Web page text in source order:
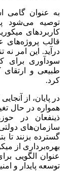
به عنوان گامی
توصیه می‌شود
کاربردهای
قالب پروژه‌های
درآید. این امر
سودآوری برای
طبیعی و
کرد.
در پایان، از
همواره در حال
ذینفعان در
سازمان‌های
گسترده بزنند تا
بهره‌برداری از
عنوان الگویی
توسعه پایدار و